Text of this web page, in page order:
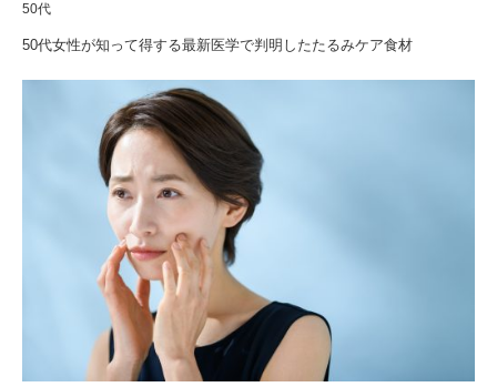
50代
50代女性が知って得する最新医学で判明したたるみケア食材